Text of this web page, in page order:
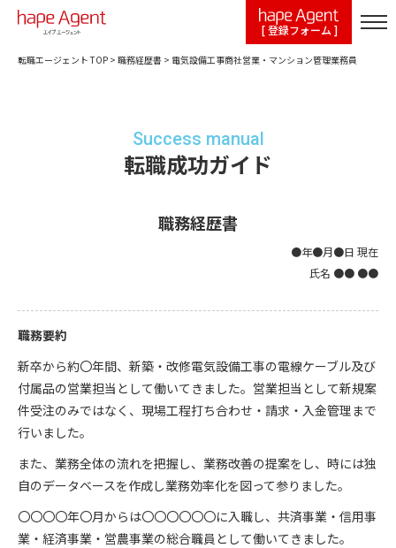
[ 登録フォーム ]
転職エージェント TOP > 職務経歴書 > 電気設備工事商社営業・マンション管理業務員
Success manual
転職成功ガイド
職務経歴書
●年●月●日 現在
氏名 ●● ●●
職務要約
新卒から約〇年間、新築・改修電気設備工事の電線ケーブル及び
付属品の営業担当として働いてきました。営業担当として新規案
件受注のみではなく、現場工程打ち合わせ・請求・入金管理まで
行いました。
また、業務全体の流れを把握し、業務改善の提案をし、時には独
自のデータベースを作成し業務効率化を図って参りました。
〇〇〇〇年〇月からは〇〇〇〇〇〇に入職し、共済事業・信用事
業・経済事業・営農事業の総合職員として働いてきました。